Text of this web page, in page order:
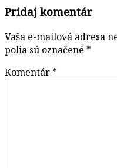
Pridaj komentár
Vaša e-mailová adresa
polia sú označené *
Komentár *